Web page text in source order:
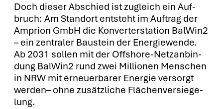
Doch die­ser Abschied ist zugleich ein Auf­
bruch: Am Stand­ort ent­steht im Auf­trag der
Ampri­on GmbH die Kon­ver­ter­sta­ti­on BalWin2
– ein zen­tra­ler Bau­stein der Ener­gie­wen­de.
Ab 2031 sol­len mit der Off­shore-Netz­an­bin­
dung BalWin2 rund zwei Mil­lio­nen Men­schen
in NRW mit erneu­er­ba­rer Ener­gie ver­sorgt
wer­den– ohne zusätz­li­che Flä­chen­ver­sie­ge­
lung.